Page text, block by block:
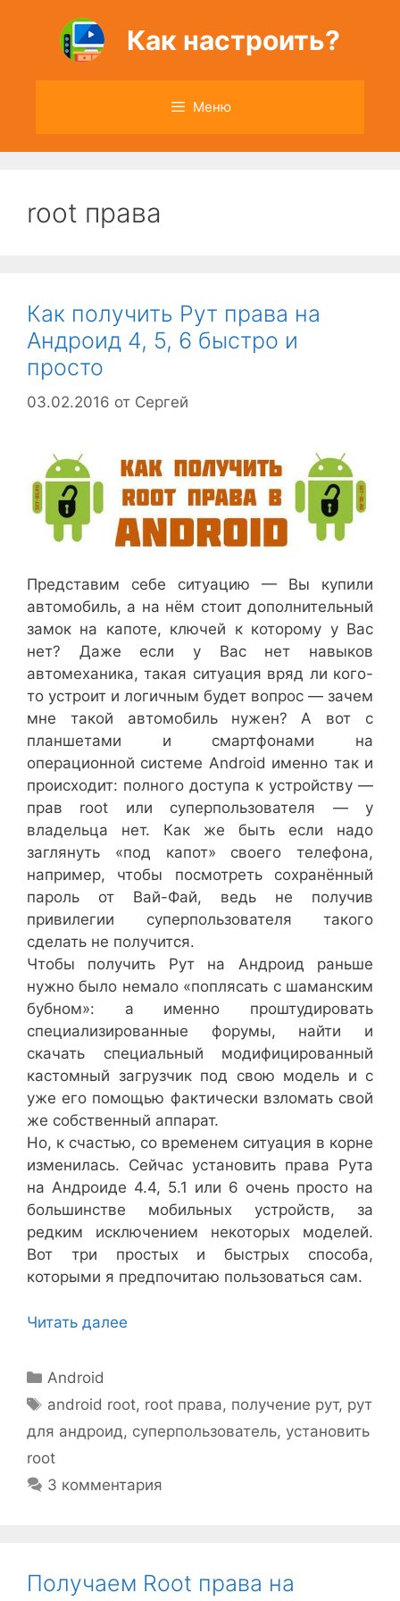
содержимому
Как настроить?
Меню
root права
Как получить Рут права на
Андроид 4, 5, 6 быстро и
просто
03.02.2016 от Сергей
Представим себе ситуацию — Вы купили
автомобиль, а на нём стоит дополнительный
замок на капоте, ключей к которому у Вас
нет? Даже если у Вас нет навыков
автомеханика, такая ситуация вряд ли кого-
то устроит и логичным будет вопрос — зачем
мне такой автомобиль нужен? А вот с
планшетами и смартфонами на
операционной системе Android именно так и
происходит: полного доступа к устройству —
прав root или суперпользователя — у
владельца нет. Как же быть если надо
заглянуть «под капот» своего телефона,
например, чтобы посмотреть сохранённый
пароль от Вай-Фай, ведь не получив
привилегии суперпользователя такого
сделать не получится.
Чтобы получить Рут на Андроид раньше
нужно было немало «поплясать с шаманским
бубном»: а именно проштудировать
специализированные форумы, найти и
скачать специальный модифицированный
кастомный загрузчик под свою модель и с
уже его помощью фактически взломать свой
же собственный аппарат.
Но, к счастью, со временем ситуация в корне
изменилась. Сейчас установить права Рута
на Андроиде 4.4, 5.1 или 6 очень просто на
большинстве мобильных устройств, за
редким исключением некоторых моделей.
Вот три простых и быстрых способа,
которыми я предпочитаю пользоваться сам.
Читать далее
Рубрики
Android
Метки
android root, root права, получение рут, рут
для андроид, суперпользователь, установить
root
3 комментария
Получаем Root права на